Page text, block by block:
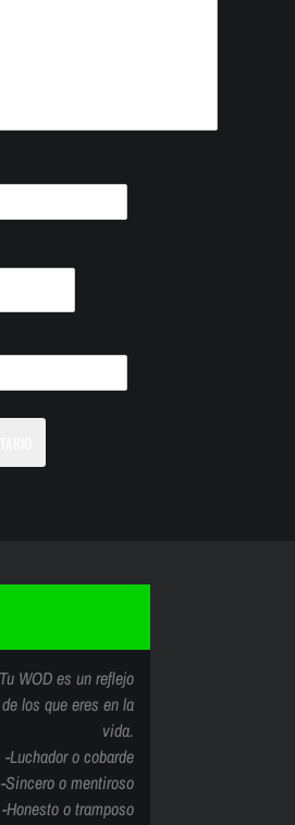
WOD es un reflejo
de los que eres en la
vida.
-Luchador o cobarde
-Sincero o mentiroso
-Honesto o tramposo